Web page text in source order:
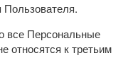
Пользователя.
все Персональные
относятся к третьим